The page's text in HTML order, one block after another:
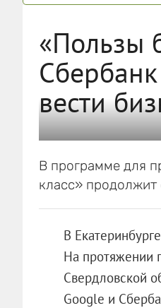
«Пользы
вести
В программе для
класс» продолжит
В
На протяжении
Свердловской
Google и